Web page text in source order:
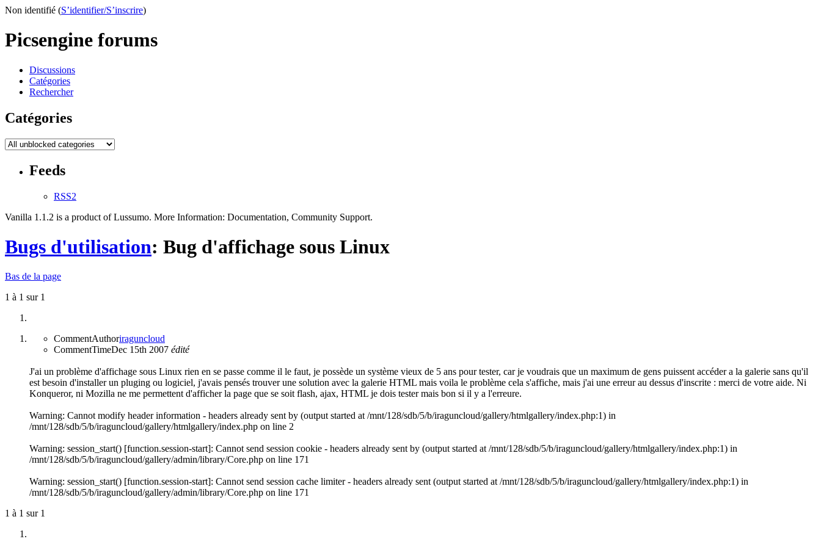
Non identifié (S’identifier/S’inscrire)
Picsengine forums
Discussions
Catégories
Rechercher
Catégories
Feeds
RSS2
Vanilla 1.1.2 is a product of Lussumo. More Information: Documentation, Community Support.
Bugs d'utilisation: Bug d'affichage sous Linux
Bas de la page
1 à 1 sur 1
CommentAuthoriraguncloud
CommentTimeDec 15th 2007 édité
J'ai un problème d'affichage sous Linux rien en se passe comme il le faut, je possède un système vieux de 5 ans pour tester, car je voudrais que un maximum de gens puissent accéder a la galerie sans qu'il
est besoin d'installer un pluging ou logiciel, j'avais pensés trouver une solution avec la galerie HTML mais voila le problème cela s'affiche, mais j'ai une erreur au dessus d'inscrite : merci de votre aide. Ni
Konqueror, ni Mozilla ne me permettent d'afficher la page que se soit flash, ajax, HTML je dois tester mais bon si il y a l'erreure.
Warning: Cannot modify header information - headers already sent by (output started at /mnt/128/sdb/5/b/iraguncloud/gallery/htmlgallery/index.php:1) in
/mnt/128/sdb/5/b/iraguncloud/gallery/htmlgallery/index.php on line 2
Warning: session_start() [function.session-start]: Cannot send session cookie - headers already sent by (output started at /mnt/128/sdb/5/b/iraguncloud/gallery/htmlgallery/index.php:1) in
/mnt/128/sdb/5/b/iraguncloud/gallery/admin/library/Core.php on line 171
Warning: session_start() [function.session-start]: Cannot send session cache limiter - headers already sent (output started at /mnt/128/sdb/5/b/iraguncloud/gallery/htmlgallery/index.php:1) in
/mnt/128/sdb/5/b/iraguncloud/gallery/admin/library/Core.php on line 171
1 à 1 sur 1